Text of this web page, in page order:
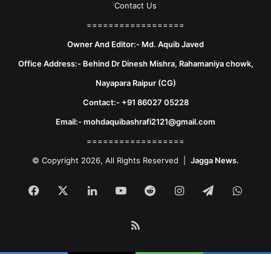
Contact Us
==================
Owner And Editor:- Md. Aquib Javed
Office Address:- Behind Dr Dinesh Mishra, Rahamaniya chowk,
Nayapara Raipur (CG)
Contact:- +91 86027 05228
Email:- mohdaquibashrafi2121@gmail.com
==================
© Copyright 2026, All Rights Reserved | Jagga News.
Facebook LinkedInYouTubeRedditInstagram
Telegram
RSS